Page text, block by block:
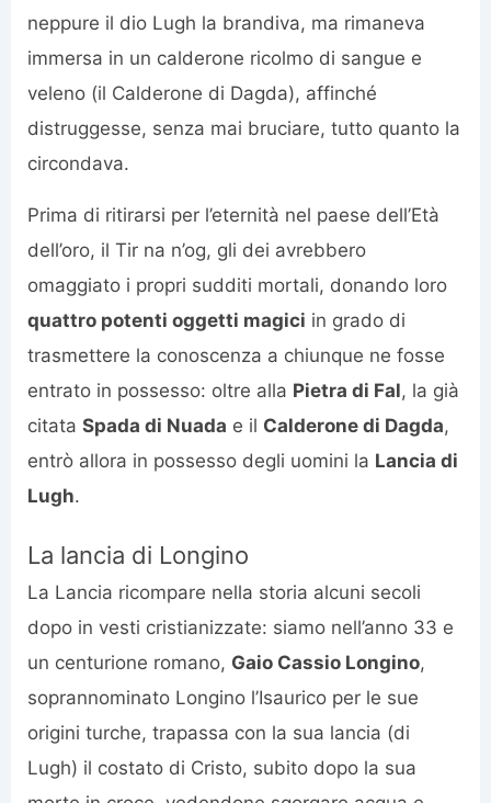
neppure il dio Lugh la brandiva, ma rimaneva
immersa in un calderone ricolmo di sangue e
veleno (il Calderone di Dagda), affinché
distruggesse, senza mai bruciare, tutto quanto la
circondava.
Prima di ritirarsi per l’eternità nel paese dell’Età
dell’oro, il Tir na n’og, gli dei avrebbero
omaggiato i propri sudditi mortali, donando loro
quattro potenti oggetti magici in grado di
trasmettere la conoscenza a chiunque ne fosse
entrato in possesso: oltre alla Pietra di Fal, la già
citata Spada di Nuada e il Calderone di Dagda,
entrò allora in possesso degli uomini la Lancia di
Lugh.
La lancia di Longino
La Lancia ricompare nella storia alcuni secoli
dopo in vesti cristianizzate: siamo nell’anno 33 e
un centurione romano, Gaio Cassio Longino,
soprannominato Longino l’Isaurico per le sue
origini turche, trapassa con la sua lancia (di
Lugh) il costato di Cristo, subito dopo la sua